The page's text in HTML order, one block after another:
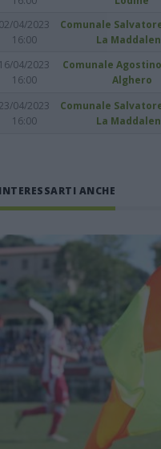
02/04/2023
16:00
Comunale
La
16/04/2023
16:00
Comunale
Alghero
23/04/2023
16:00
Comunale
La
ANCHE